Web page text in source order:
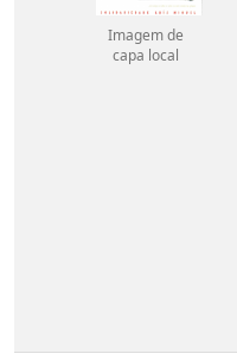
Imagem de
capa local